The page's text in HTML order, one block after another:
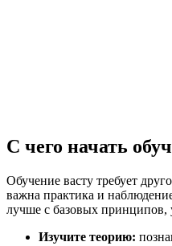
С чего начать
Обучение васту требует
важна практика и
лучше с базовых принципов,
Изучите теорию: